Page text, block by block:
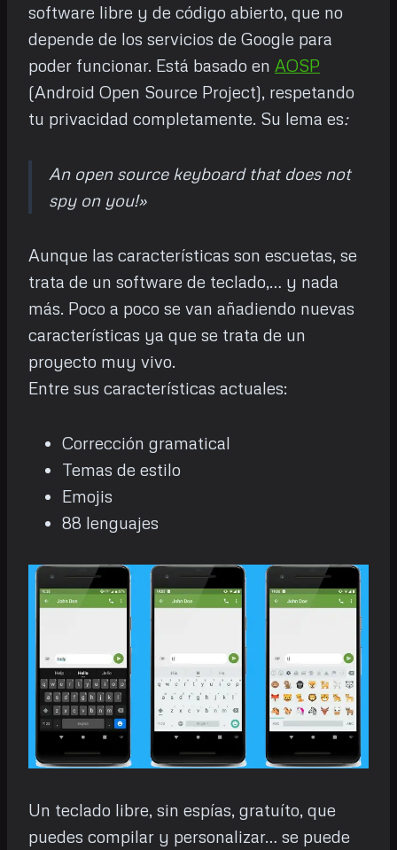
software libre y de código abierto, que no
depende de los servicios de Google para
poder funcionar. Está basado en AOSP
(Android Open Source Project), respetando
tu privacidad completamente. Su lema es:
An open source keyboard that does not
spy on you!»
Aunque las características son escuetas, se
trata de un software de teclado,… y nada
más. Poco a poco se van añadiendo nuevas
características ya que se trata de un
proyecto muy vivo.
Entre sus características actuales:
Corrección gramatical
Temas de estilo
Emojis
88 lenguajes
Un teclado libre, sin espías, gratuíto, que
puedes compilar y personalizar… se puede